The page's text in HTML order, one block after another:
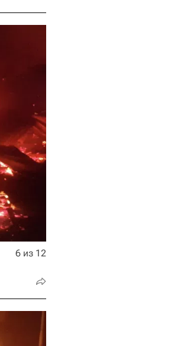
6 из 12